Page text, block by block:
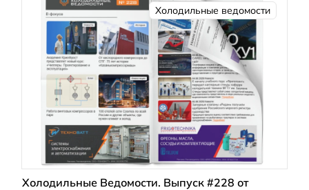
Холодильные ведомости
Холодильные Ведомости. Выпуск #228 от